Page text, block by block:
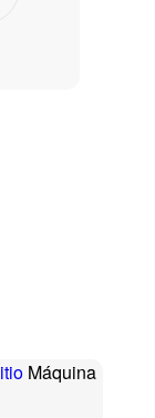
Máquina